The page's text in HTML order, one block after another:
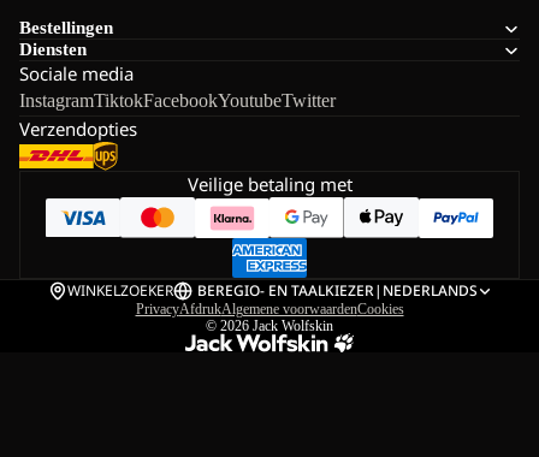
Bestellingen
Diensten
Sociale media
InstagramTiktokFacebookYoutubeTwitter
Verzendopties
Veilige betaling met
WINKELZOEKER BEREGIO- EN TAALKIEZER| NEDERLANDS
PrivacyAfdrukAlgemene voorwaardenCookies
© 2026 Jack Wolfskin